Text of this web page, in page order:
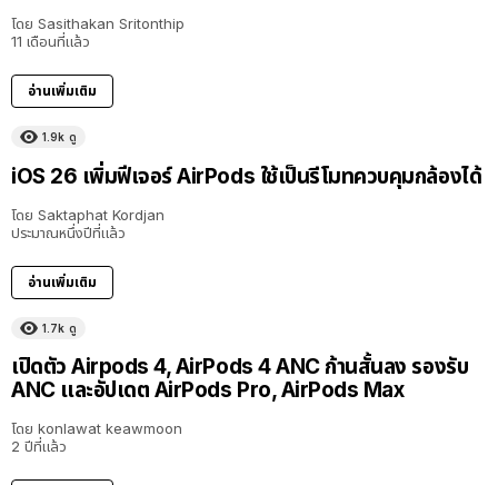
โดย Sasithakan Sritonthip
11 เดือนที่แล้ว
อ่านเพิ่มเติม
1.9k ดู
iOS 26 เพิ่มฟีเจอร์ AirPods ใช้เป็นรีโมทควบคุมกล้องได้
โดย Saktaphat Kordjan
ประมาณหนึ่งปีที่แล้ว
อ่านเพิ่มเติม
1.7k ดู
เปิดตัว Airpods 4, AirPods 4 ANC ก้านสั้นลง รองรับ
ANC และอัปเดต AirPods Pro, AirPods Max
โดย konlawat keawmoon
2 ปีที่แล้ว